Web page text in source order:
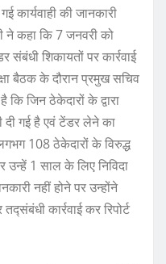
कार्यवाही की जानकारी
ने कहा कि 7 जनवरी को
शिकायतों पर कार्रवाई
बैठक के दौरान प्रमुख सचिव
जिन ठेकेदारों के द्वारा
दी गई है एवं टेंडर लेने का
108 ठेकेदारों के विरुद्ध
उन्हें 1 साल के लिए निविदा
नहीं होने पर उन्होंने
कार्रवाई कर रिपोर्ट